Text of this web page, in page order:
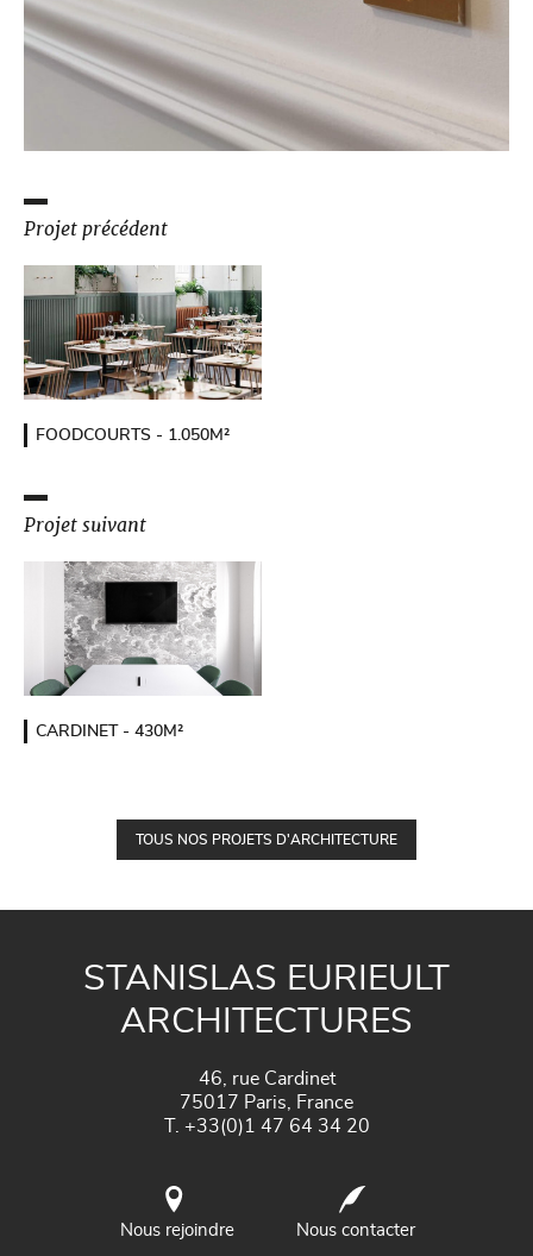
Projet précédent
FOODCOURTS - 1.050M²
Projet suivant
CARDINET - 430M²
TOUS NOS PROJETS D'ARCHITECTURE
STANISLAS EURIEULT
ARCHITECTURES
46, rue Cardinet
75017 Paris
France
+33(0)1 47 64 34 20
Nous rejoindre Nous contacter